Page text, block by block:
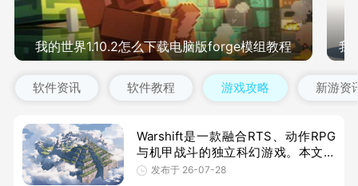
我的世界1.10.2怎么下载电脑版forge模组教程 我
软件资讯 软件教程 游戏攻略 新游资
Warshift是一款融合RTS、动作RPG
与机甲战斗的独立科幻游戏。本文从
玩法、画面、中文支持、配置和性价
发布于 26-07-28